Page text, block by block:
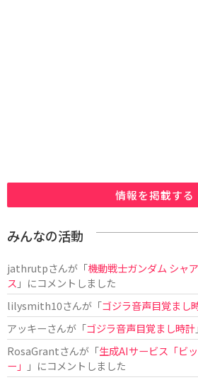
情報を掲載する
みんなの活動
jathrutpさんが「機動戦士ガンダム シャ
ス 」にコメントしました
lilysmith10さんが「ゴジラ音声目覚まし
アッキーさんが「ゴジラ音声目覚まし時計
RosaGrantさんが「生成AIサービス「ビ
ー」
」にコメントしました